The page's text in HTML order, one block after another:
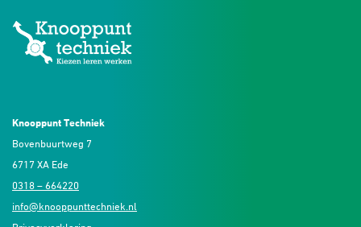
Knooppunt Techniek
Bovenbuurtweg 7
6717 XA Ede
0318 – 664220
info@knooppunttechniek.nl